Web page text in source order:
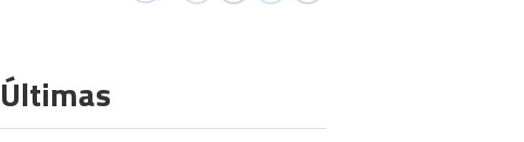
Últimas